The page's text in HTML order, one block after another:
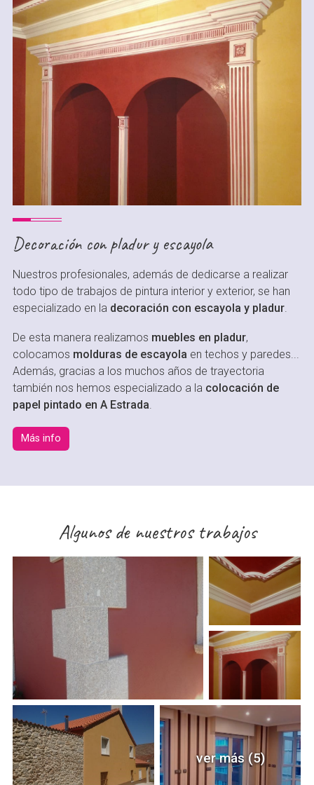
Decoración con pladur y escayola
Nuestros profesionales, además de dedicarse a realizar
todo tipo de trabajos de pintura interior y exterior, se han
especializado en la decoración con escayola y pladur
De esta manera realizamos muebles en pladur,
colocamos molduras de escayola en techos y paredes...
Además, gracias a los muchos años de trayectoria
también nos hemos especializado a la colocación de
papel pintado en A Estrada
Más info
Algunos de nuestros trabajos
ver más (5)